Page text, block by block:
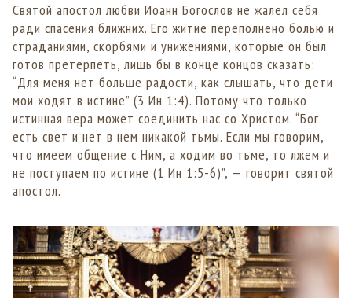
Святой апостол любви Иоанн Богослов не жалел себя
ради спасения ближних. Его житие переполнено болью и
страданиями, скорбями и унижениями, которые он был
готов претерпеть, лишь бы в конце концов сказать:
“Для меня нет больше радости, как слышать, что дети
мои ходят в истине” (3 Ин 1:4). Потому что только
истинная вера может соединить нас со Христом. “Бог
есть свет и нет в нем никакой тьмы. Если мы говорим,
что имеем общение с Ним, а ходим во тьме, то лжем и
не поступаем по истине (1 Ин 1:5-6)”, — говорит святой
апостол.